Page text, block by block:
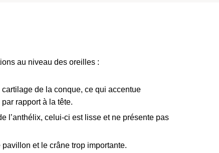
au niveau des oreilles :
de la conque, ce qui accentue
par rapport à la tête.
l’anthélix, celui-ci est lisse et ne présente pas
et le crâne trop importante.